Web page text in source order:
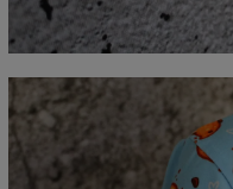
C - Długość rękawów